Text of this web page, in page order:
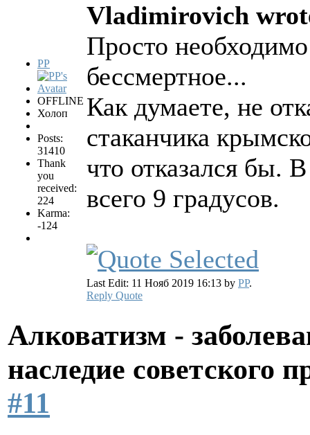
PP
OFFLINE
Холоп
Posts:
31410
Thank
you
received:
224
Karma:
-124
Vladimirovich
Просто
бессмертное...
Как думаете, не
стаканчика
что отказался бы.
всего 9 градусов.
Last Edit: 11 Нояб 2019 16:13 by PP.
Reply Quote
Алковатизм -
наследие советского
#11